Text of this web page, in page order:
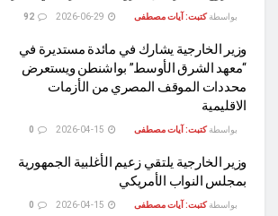
بواسطة كتبت: آيات مصطفى
وزير الخارجية يشارك في مائدة مستديرة في
“معهد الشرق الأوسط” بواشنطن ويستعرض
محددات الموقف المصري من الأزمات
الاقليمية
بواسطة كتبت: آيات مصطفى
وزير الخارجية يلتقي زعيم الأغلبية الجمهورية
بمجلس النواب الأمريكي
بواسطة كتبت: آيات مصطفى